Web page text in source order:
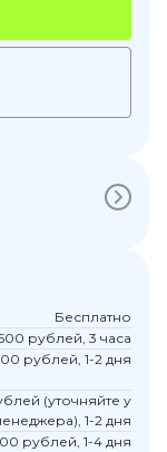
Бесплатно
рублей, 3 часа
рублей, 1-2 дня
(уточняйте у
1-2 дня
рублей, 1-4 дня